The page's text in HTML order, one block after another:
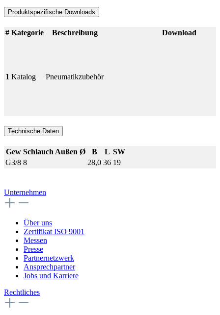
Produktspezifische Downloads
# Kategorie Beschreibung Download
1 Katalog Pneumatikzubehör
Technische Daten
Gew Schlauch Außen Ø B L SW
G3/8 8 28,0 36 19
Unternehmen
Über uns
Zertifikat ISO 9001
Messen
Presse
Partnernetzwerk
Ansprechpartner
Jobs und Karriere
Rechtliches